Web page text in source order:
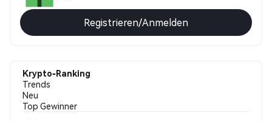
Registrieren/Anmelden
Krypto-Ranking
Trends
Neu
Top Gewinner